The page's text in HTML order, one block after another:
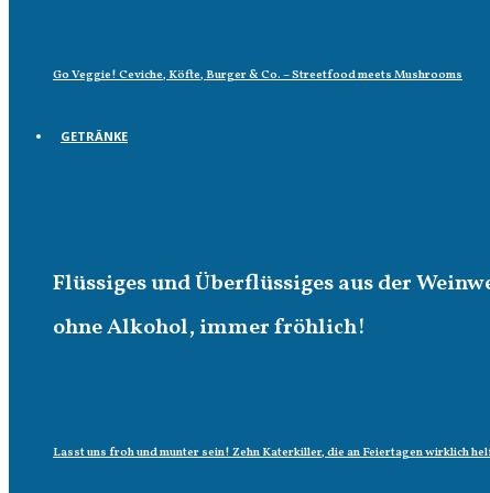
Go Veggie! Ceviche, Köfte, Burger & Co. – Streetfood meets Mushrooms
GETRÄNKE
Flüssiges und Überflüssiges aus der
ohne Alkohol, immer fröhlich!
Lasst uns froh und munter sein! Zehn Katerkiller, die an Feiertagen wirklich